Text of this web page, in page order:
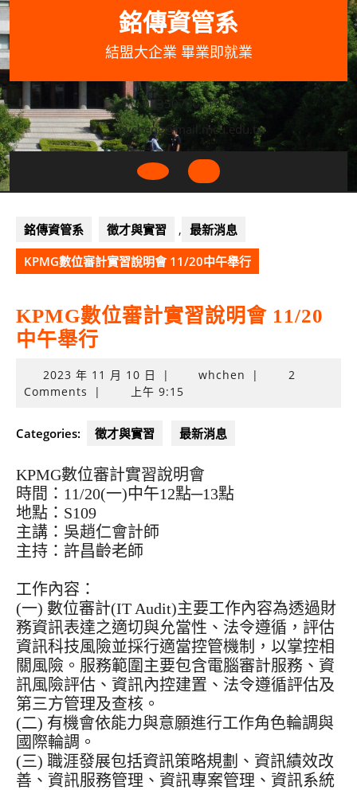
Skip
to
content
銘傳資管系
結盟大企業 畢業即就業
033507001+3318
wycheng@mail.mcu.edu.tw
Open
銘傳資管系
徵才與實習 , 最新消息
KPMG數位審計實習說明會 11/20中午舉行
KPMG數位審計實習說明會 11/20
中午舉行
2023 年 11 月 10 日 2023
年
| whchen |
2
Comments
| 上午 9:15
Categories: 徵才與實習 最新消息
KPMG數位審計實習說明會
時間：11/20(一)中午12點─13點
地點：S109
主講：吳趙仁會計師
主持：許昌齡老師
工作內容：
(一) 數位審計(IT Audit)主要工作內容為透過財
務資訊表達之適切與允當性、法令遵循，評估
資訊科技風險並採行適當控管機制，以掌控相
關風險。服務範圍主要包含電腦審計服務、資
訊風險評估、資訊內控建置、法令遵循評估及
第三方管理及查核。
(二) 有機會依能力與意願進行工作角色輪調與
國際輪調。
(三) 職涯發展包括資訊策略規劃、資訊績效改
善、資訊服務管理、資訊專案管理、資訊系統